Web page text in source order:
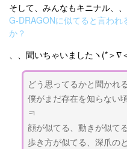
そして、みんなもキニナル、、
G-DRAGONに似てると言わ
か？
、、聞いちゃいましたヽ(*＞∇
どう思ってるかと聞かれ
僕がまだ存在を知らない
ㅋ
顔が似てる、動きが似て
歩き方が似てる、深爪の